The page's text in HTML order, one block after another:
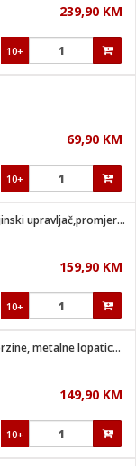
239,90 KM
10+
69,90 KM
10+
Ventilator sa postoljem,daljinski upravljač,promjer 40cm,25W
159,90 KM
10+
Ventilator sa postoljem, 3 brzine, metalne lopatice, 110W
149,90 KM
10+